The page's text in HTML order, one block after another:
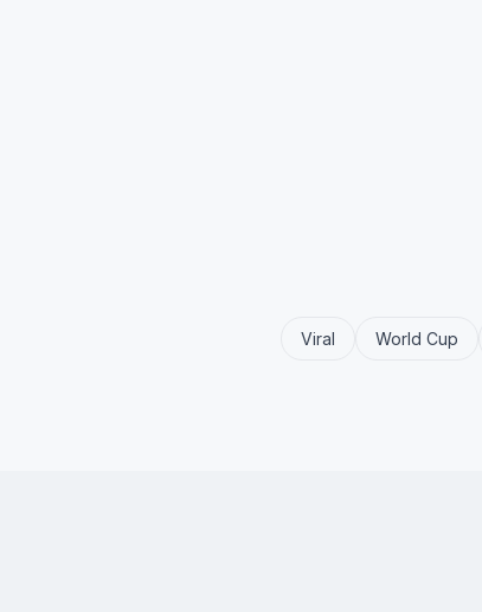
Viral World Cup